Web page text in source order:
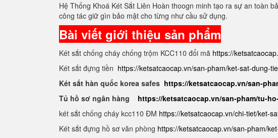
Hệ Thống Khoá Két Sắt Liên Hoàn thoogn minh tạo ra sự an toàn
công tác giữ gìn bảo mật cho từng như cầu sử dụng.
Bài viết giới thiệu sản phẩm
Két sắt chống cháy chống trộm KCC110 đổi mã https://
Két sắt đựng tiền https://ketsatcaocap.vn/san-pham/ket-sat-dung-
Két sắt hàn quốc korea safes https://ketsatcaocap.vn/san-
Tủ hồ sơ ngân hàng https://ketsatcaocap.vn/san-pham/tu-
két sắt chống cháy kcc110 ĐM https://ketsatcaocap.vn/chi-tiet/ket-
Két sắt đựng hồ sơ văn phòng https://ketsatcaocap.vn/san-pham/